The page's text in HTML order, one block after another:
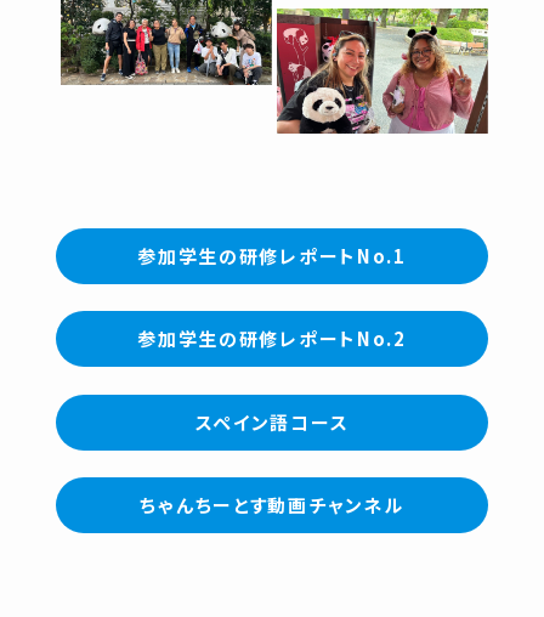
参加学生の研修レポートNo.1
参加学生の研修レポートNo.2
スペイン語コース
ちゃんちーとす動画チャンネル